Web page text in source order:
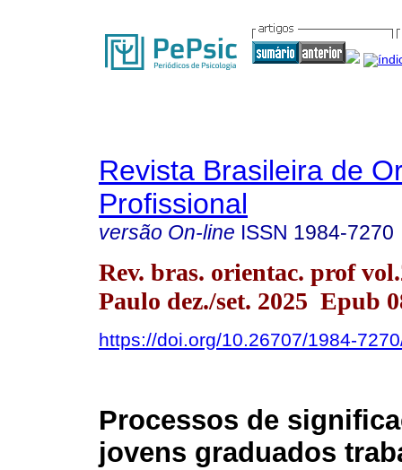
Revista Brasileira de
Profissional
versão On-line ISSN 1984-7270
Rev. bras. orientac. prof
Paulo dez./set. 2025 Epub
https://doi.org/10.26707/1984-
Processos de
jovens graduados